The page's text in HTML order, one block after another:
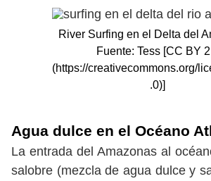
River Surfing en el Delta del
Fuente: Tess [CC BY
(https://creativecommons.org/
.0)]
Agua dulce en el Océano
La entrada del Amazonas al
salobre (mezcla de agua dulce y